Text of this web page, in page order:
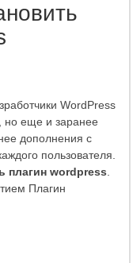
WordPress
но еще и заранее
дополнения с
пользователя.
плагин wordpress
Плагин